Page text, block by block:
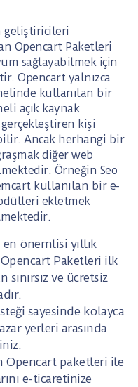
geliştiricileri
Opencart Paketleri
sağlayabilmek için
Opencart yalnızca
kullanılan bir
açık kaynak
gerçekleştiren kişi
Ancak herhangi bir
diğer web
Örneğin Seo
kullanılan bir e-
ekletmek
önemlisi yıllık
Paketleri ilk
ve ücretsiz
sayesinde kolayca
yerleri arasında
Opencart paketleri ile
e-ticaretinize